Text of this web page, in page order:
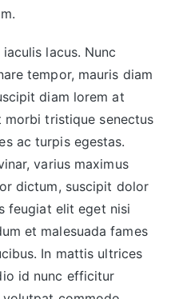
lacus. Nunc
tempor, mauris diam
diam lorem at
morbi tristique senectus
ac turpis egestas.
varius maximus
dictum, suscipit dolor
feugiat elit eget nisi
et malesuada fames
In mattis ultrices
id nunc efficitur